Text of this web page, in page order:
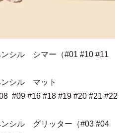
ンシル シマー（#01 #10 #11
シル マット
#16 #18 #19 #20 #21 #22
グリッター（#03 #04